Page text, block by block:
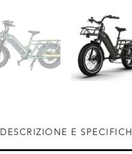
DESCRIZIONE E